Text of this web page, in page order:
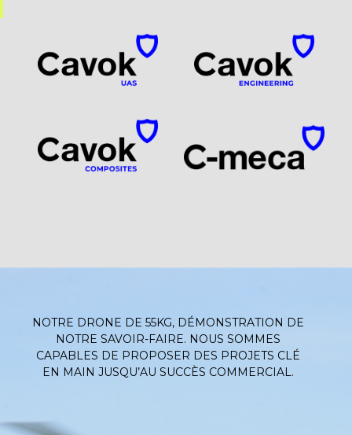
NOTRE DRONE DE 55KG, DÉMONSTRATION DE
NOTRE SAVOIR-FAIRE. NOUS SOMMES
CAPABLES DE PROPOSER DES PROJETS CLÉ
EN MAIN JUSQU’AU SUCCÈS COMMERCIAL.